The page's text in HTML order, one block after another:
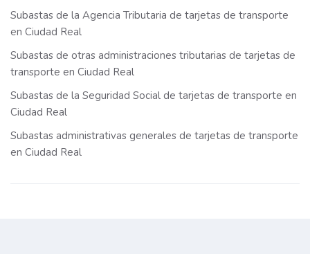
Subastas de la Agencia Tributaria de tarjetas de transporte
en Ciudad Real
Subastas de otras administraciones tributarias de tarjetas de
transporte en Ciudad Real
Subastas de la Seguridad Social de tarjetas de transporte en
Ciudad Real
Subastas administrativas generales de tarjetas de transporte
en Ciudad Real